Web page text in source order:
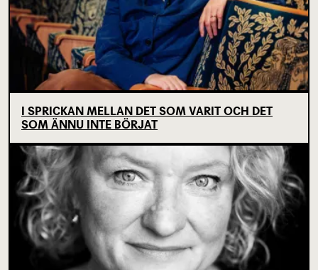
I SPRICKAN MELLAN DET SOM VARIT OCH DET
SOM ÄNNU INTE BÖRJAT